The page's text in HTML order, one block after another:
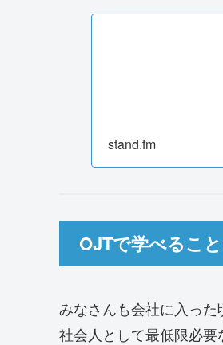
stand.fm
OJTで学べるこ
みなさんも会社に入った
社会人として最低限必